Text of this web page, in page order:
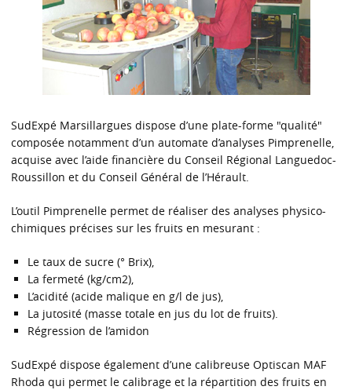
SudExpé Marsillargues dispose d’une plate-forme "qualité"
composée notamment d’un automate d’analyses Pimprenelle,
acquise avec l’aide financière du Conseil Régional Languedoc-
Roussillon et du Conseil Général de l’Hérault.
L’outil Pimprenelle permet de réaliser des analyses physico-
chimiques précises sur les fruits en mesurant :
Le taux de sucre (° Brix),
La fermeté (kg/cm2),
L’acidité (acide malique en g/l de jus),
La jutosité (masse totale en jus du lot de fruits).
Régression de l’amidon
SudExpé dispose également d’une calibreuse Optiscan MAF
Rhoda qui permet le calibrage et la répartition des fruits en